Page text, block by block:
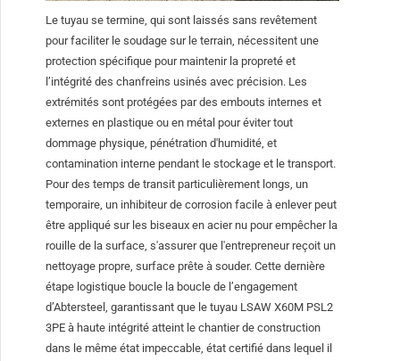
Le tuyau se termine, qui sont laissés sans revêtement
pour faciliter le soudage sur le terrain, nécessitent une
protection spécifique pour maintenir la propreté et
l’intégrité des chanfreins usinés avec précision. Les
extrémités sont protégées par des embouts internes et
externes en plastique ou en métal pour éviter tout
dommage physique, pénétration d'humidité, et
contamination interne pendant le stockage et le transport.
Pour des temps de transit particulièrement longs, un
temporaire, un inhibiteur de corrosion facile à enlever peut
être appliqué sur les biseaux en acier nu pour empêcher la
rouille de la surface, s'assurer que l'entrepreneur reçoit un
nettoyage propre, surface prête à souder. Cette dernière
étape logistique boucle la boucle de l’engagement
d’Abtersteel, garantissant que le tuyau LSAW X60M PSL2
3PE à haute intégrité atteint le chantier de construction
dans le même état impeccable, état certifié dans lequel il